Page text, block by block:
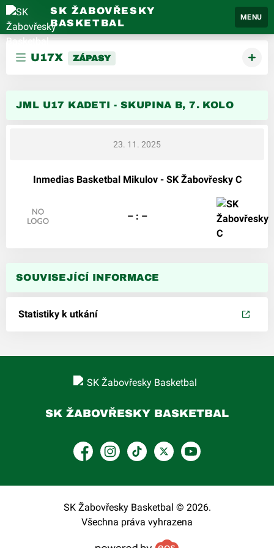
SK ŽABOVŘESKY
BASKETBAL
MENU
U17X ZÁPASY
JML U17 KADETI - SKUPINA B, 7. KOLO
23. 11. 2025
Inmedias Basketbal Mikulov - SK Žabovřesky C
– : –
SOUVISEJÍCÍ INFORMACE
Statistiky k utkání
SK ŽABOVŘESKY BASKETBAL
FacebookInstagram
TikTokPlatform X
YouTube
SK Žabovřesky Basketbal © 2026.
Všechna práva vyhrazena